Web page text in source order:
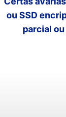
ou SSD
parcial